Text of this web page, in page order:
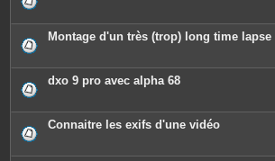
Montage d'un très (trop) long time lapse
dxo 9 pro avec alpha 68
Connaitre les exifs d'une vidéo